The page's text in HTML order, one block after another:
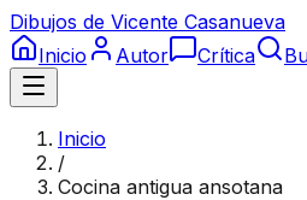
Dibujos de Vicente Casanueva
Inicio
Autor Crítica
Inicio
/
Cocina antigua ansotana